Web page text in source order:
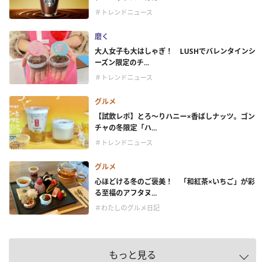
＃トレンドニュース
磨く
大人女子も大はしゃぎ！ LUSHでバレンタインシ
ーズン限定のチ...
＃トレンドニュース
グルメ
【試飲レポ】とろ～りハニー×香ばしナッツ。ゴン
チャの冬限定「ハ...
＃トレンドニュース
グルメ
心ほどける冬のご褒美！ 「和紅茶×いちご」が彩
る至福のアフタヌ...
＃わたしのグルメ日記
もっと見る